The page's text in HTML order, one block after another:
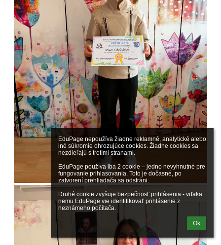
EduPage nepoužíva žiadne reklamné, analytické alebo
iné súkromie ohrozujúce cookies. Žiadne cookies sa
nezdieľajú s tretími stranami.
EduPage používa iba 2 cookie – jedno nevyhnutné pre
fungovanie prihlasovania. Toto je dočasné, po
zatvorení prehliadača sa odstráni.
Druhé cookie zvyšuje bezpečnosť prihlásenia - vďaka
nemu EduPage vie identifikovať prihlásenie z
neznámeho počítača.
Ok